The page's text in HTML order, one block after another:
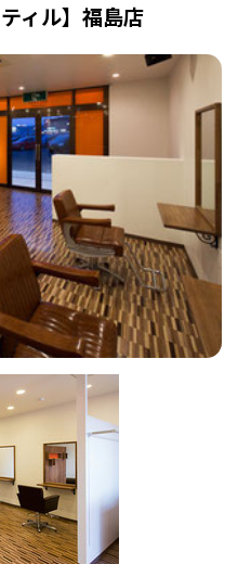
福島ローカルグル
メ
スニッ テイクアウト
で
名所
ケア
・リラ
ョン
まつ毛サロン
ウナ 歯列矯正・審美歯
土産
生活を彩るモノ
ニック
ども園 子どもの習い事・
塾
ライフイベント
フォ
ィル】福島店